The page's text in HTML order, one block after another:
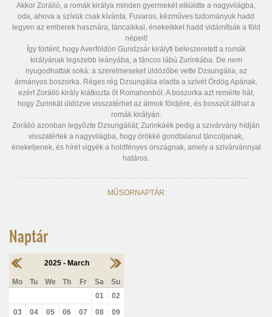
Naptár
2025 - March
Mo Tu We Th Fr Sa
Su
01
02
03
04 05 06 07 08
09
Akkor Zorálió, a romák királya minden gyermekét elküldte a nagyvilágba,
oda, ahova a szívük csak kívánta. Fuvaros, kézműves tudományuk hadd
legyen az emberek hasznára, táncaikkal, énekeikkel hadd vidámítsák a föld
népeit!
Így történt, hogy Averföldön Gundzsár királyfi beleszeretett a romák
királyának legszebb leányába, a táncos lábú Zurinkába. De nem
nyugodhattak soká: a szerelmeseket üldözőbe vette Dzsungália, az
ármányos boszorka. Réges rég Dzsungália eladta a szívét Ördög Apának,
ezért Zorálió király kiátkozta őt Romahonból. A boszorka azt remélte hát,
hogy Zurinkát üldözve visszatérhet az álmok földjére, és bosszút állhat a
romák királyán.
Zorálió azonban legyőzte Dzsungáliát; Zurinkáék pedig a szivárvány hídján
visszatértek a nagyvilágba, hogy örökké gondtalanul táncoljanak,
énekeljenek, és hírét vigyék a holdfényes országnak, amely a szivárvánnyal
határos.
MŰSORNAPTÁR